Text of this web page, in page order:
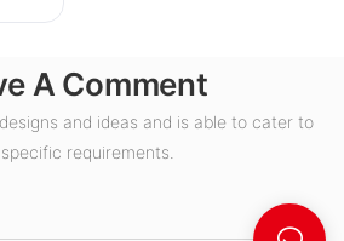
A Comment
and ideas and is able to cater to
requirements.